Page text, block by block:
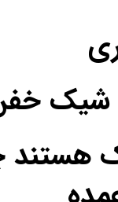
شیک
هستند